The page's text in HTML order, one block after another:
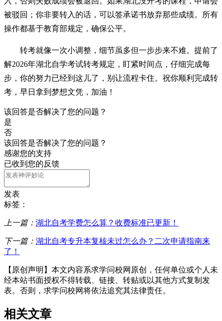
被驳回；你非要转入的话，可以签承诺书放弃那些成绩。所有
操作都基于教育部规定，确保公平。
转考就像一次小调整，细节虽多但一步步来不难。提前了
解2026年湖北自学考试转考规定，盯紧时间点，仔细完成每
步，你的努力已经到这儿了，别让流程卡住。祝你顺利完成转
考，早日拿到梦想文凭，加油！
该回答是否解决了您的问题？
是
否
该回答是否解决了您的问题？
感谢您的支持
已收到您的反馈
发表
标签：
上一篇： 湖北自考学费怎么算？收费标准已更新！
下一篇： 湖北自考专升本复核未过怎么办？二次申请指南来
了！
【原创声明】本文内容系求学问校网原创，任何单位或个人未
经本站书面授权不得转载、链接、转贴或以其他方式复制发
表。否则，求学问校网将依法追究其法律责任。
相关文章